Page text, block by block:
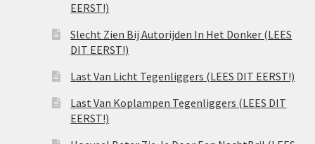
EERST!)
Slecht Zien Bij Autorijden In Het Donker (LEES
DIT EERST!)
Last Van Licht Tegenliggers (LEES DIT EERST!)
Last Van Koplampen Tegenliggers (LEES DIT
EERST!)